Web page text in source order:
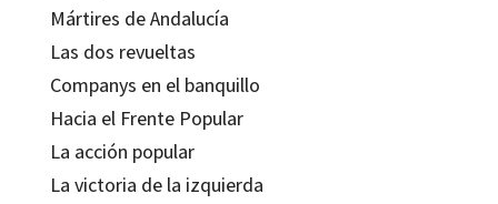
Mártires de Andalucía
Las dos revueltas
Companys en el banquillo
Hacia el Frente Popular
La acción popular
La victoria de la izquierda